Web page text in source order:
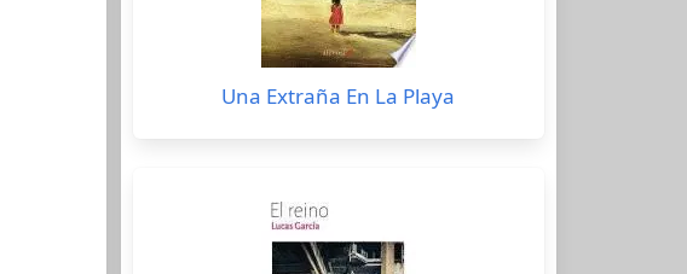
Una Extraña En La Playa